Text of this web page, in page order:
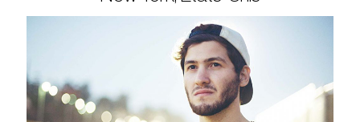
tickets
le sucre max
partenariats